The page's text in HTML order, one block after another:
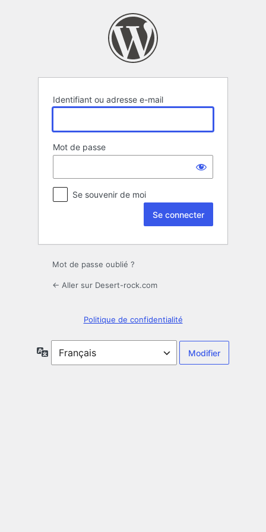
Identifiant ou adresse e-mail
Mot de passe
Se souvenir de moi
Mot de passe oublié ?
← Aller sur Desert-rock.com
Politique de confidentialité
Langue